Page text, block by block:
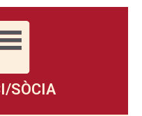
SÒCIA